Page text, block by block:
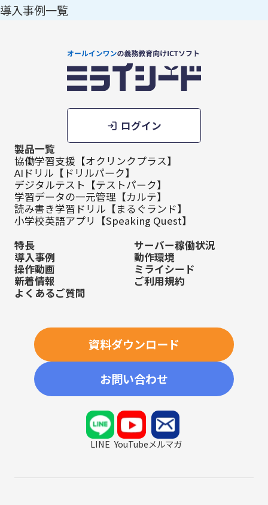
導入事例一覧
ログイン
製品一覧
協働学習支援【オクリンクプラス】
AIドリル【ドリルパーク】
デジタルテスト【テストパーク】
学習データの一元管理【カルテ】
読み書き学習ドリル【まるぐランド】
小学校英語アプリ【Speaking Quest】
特長
導入事例
操作動画
新着情報
よくあるご質問
サーバー稼働状況
動作環境
ミライシード
ご利用規約
資料ダウンロード
お問い合わせ
LINE YouTubeメルマガ